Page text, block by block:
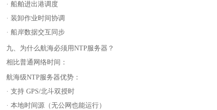
· 船舶进出港调度
· 装卸作业时间协调
· 船岸数据交互同步
九、为什么航海必须用NTP服务器？
相比普通网络时间：
航海级NTP服务器优势：
· 支持 GPS/北斗双授时
· 本地时间源（无公网也能运行）